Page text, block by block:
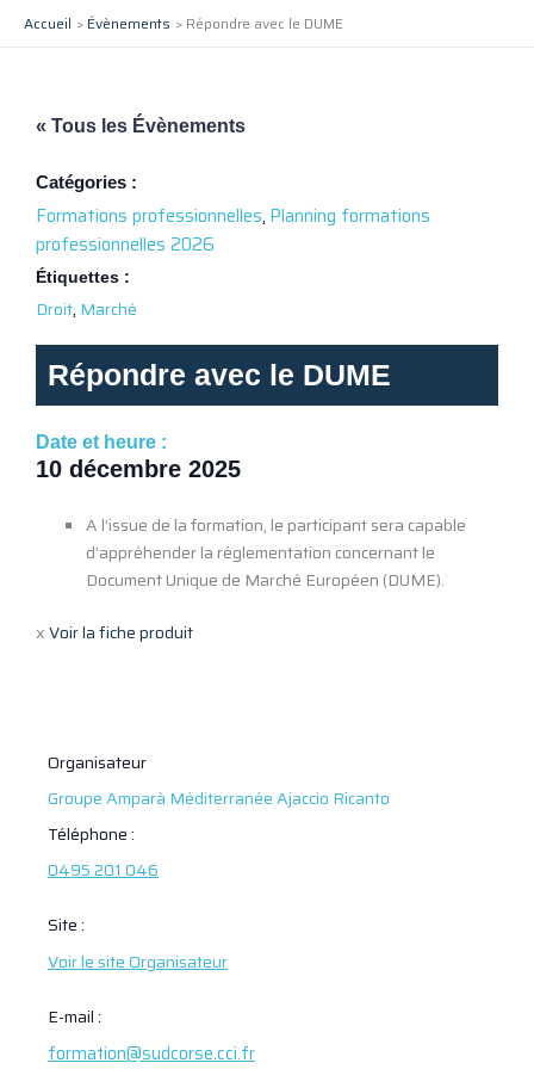
Accueil Évènements Répondre avec le DUME
« Tous les Évènements
Catégories :
Formations professionnelles, Planning formations
professionnelles 2026
Étiquettes :
Droit, Marché
Répondre avec le DUME
Date et heure :
10 décembre 2025
A l’issue de la formation, le participant sera capable
d’appréhender la réglementation concernant le
Document Unique de Marché Européen (DUME).
xVoir la fiche produit
Organisateur
Groupe Amparà Méditerranée Ajaccio Ricanto
Téléphone :
0495 201 046
Site :
Voir le site Organisateur
E-mail :
formation@sudcorse.cci.fr